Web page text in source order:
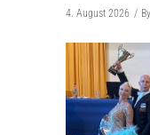
4. August 2026 By